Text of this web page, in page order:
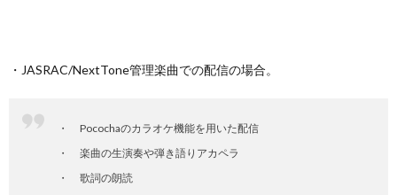
・JASRAC/NextTone管理楽曲での配信の場合。
Pocochaのカラオケ機能を用いた配信
楽曲の生演奏や弾き語りアカペラ
歌詞の朗読